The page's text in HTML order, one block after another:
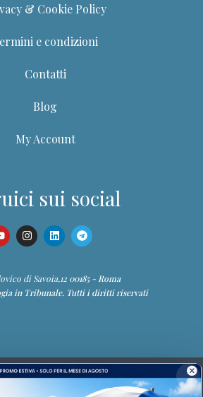
& Cookie Policy
e condizioni
Contatti
Blog
My Account
sui social
di Savoia,1200185 - Roma
in Tribunale. Tutti i diritti riservati